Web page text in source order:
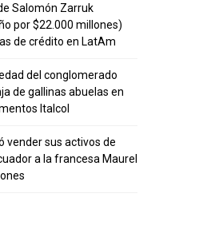
Salomón Zarruk
por $22.000 millones)
de crédito en LatAm
del conglomerado
de gallinas abuelas en
Italcol
vender sus activos de
a la francesa Maurel